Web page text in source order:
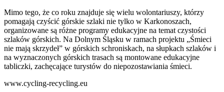
Mimo tego, że co roku znajduje się wielu wolontariuszy, którzy
pomagają czyścić górskie szlaki nie tylko w Karkonoszach,
organizowane są różne programy edukacyjne na temat czystości
szlaków górskich. Na Dolnym Śląsku w ramach projektu „Śmieci
nie mają skrzydeł” w górskich schroniskach, na słupkach szlaków i
na wyznaczonych górskich trasach są montowane edukacyjne
tabliczki, zachęcające turystów do niepozostawiania śmieci.
www.cycling-recycling.eu